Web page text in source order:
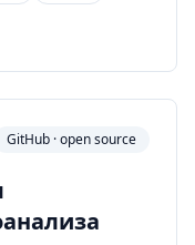
GitHub · open source